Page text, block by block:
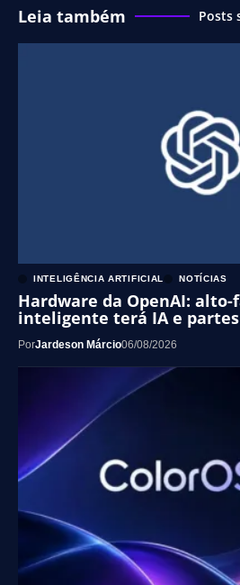
Leia também Posts
INTELIGÊNCIA ARTIFICIAL NOTÍCIAS
Hardware da OpenAI:
inteligente terá IA e
PorJardeson Márcio06/08/2026